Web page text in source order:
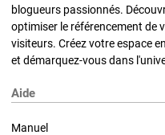
blogueurs passionnés.
optimiser le référencement de
visiteurs. Créez votre espace
et démarquez-vous dans
Aide
Manuel